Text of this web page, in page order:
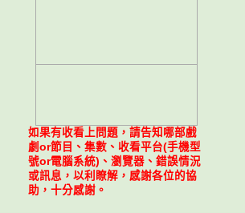
如果有收看上問題，請告知哪部戲
劇or節目、集數、收看平台(手機型
號or電腦系統)、瀏覽器、錯誤情況
或訊息，以利瞭解，感謝各位的協
助，十分感謝。